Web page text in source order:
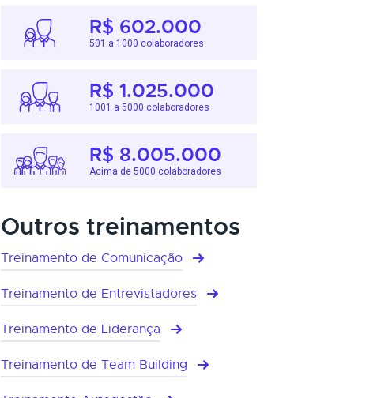
R$ 602.000
501 a 1000 colaboradores
R$ 1.025.000
1001 a 5000 colaboradores
R$ 8.005.000
Acima de 5000 colaboradores
Outros treinamentos
Treinamento de Comunicação
Treinamento de Entrevistadores
Treinamento de Liderança
Treinamento de Team Building